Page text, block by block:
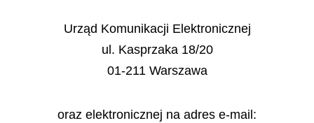
Urząd Komunikacji Elektronicznej
ul. Kasprzaka 18/20
01-211 Warszawa
oraz elektronicznej na adres e-mail: